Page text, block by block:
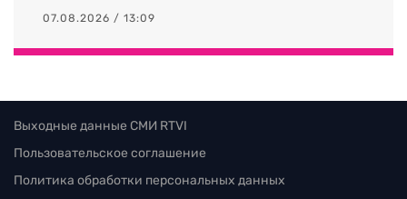
07.08.2026 / 13:09
Выходные данные СМИ RTVI
Пользовательское соглашение
Политика обработки персональных данных